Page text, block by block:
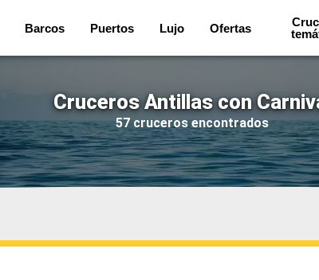
Barcos Puertos Lujo Ofertas
Cruceros Antillas con
57 cruceros encontrados